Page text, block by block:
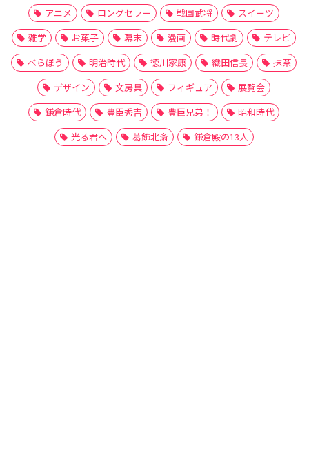
アニメ
ロングセラー 戦国武将
スイーツ
雑学
お菓子 幕末 漫画 時代劇
テレビ
べらぼう
明治時代 徳川家康 織田信長
抹茶
デザイン
文房具 フィギュア
展覧会
鎌倉時代
豊臣秀吉 豊臣兄弟！
昭和時代
光る君へ
葛飾北斎 鎌倉殿の13人